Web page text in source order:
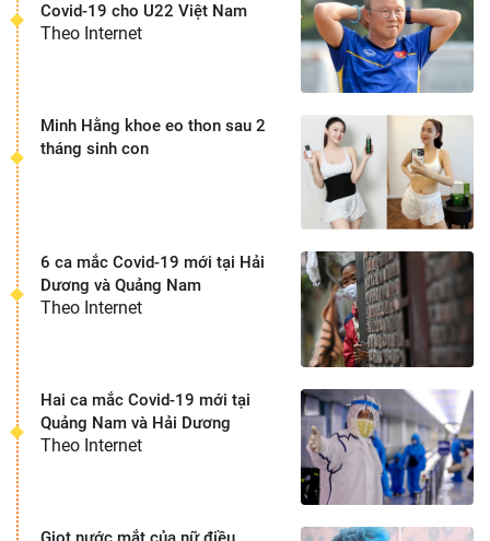
Covid-19 cho U22 Việt Nam
Theo Internet
Minh Hằng khoe eo thon sau 2
tháng sinh con
6 ca mắc Covid-19 mới tại Hải
Dương và Quảng Nam
Theo Internet
Hai ca mắc Covid-19 mới tại
Quảng Nam và Hải Dương
Theo Internet